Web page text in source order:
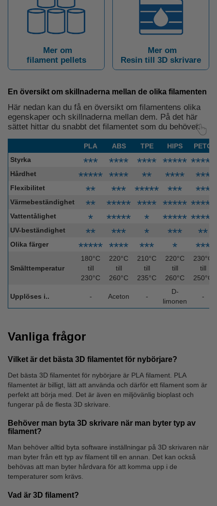
Mer om
filament pellets
Mer om
Resin till 3D skrivare
En översikt om skillnaderna mellan de olika filamenten
Här nedan kan du få en översikt om filamentens olika
egenskaper och skillnaderna mellan dem. På det här
sättet hittar du snabbt det filamentet som du behöver.
PLA ABS TPE HIPS
PETG
Styrka
⋆⋆⋆ ⋆⋆⋆⋆ ⋆⋆⋆⋆ ⋆⋆⋆⋆⋆ ⋆⋆⋆⋆
Hårdhet ⋆⋆⋆⋆⋆ ⋆⋆⋆⋆ ⋆⋆ ⋆⋆⋆⋆ ⋆⋆⋆
Flexibilitet ⋆⋆ ⋆⋆⋆ ⋆⋆⋆⋆⋆ ⋆⋆⋆ ⋆⋆⋆
Värmebeständighet ⋆⋆ ⋆⋆⋆⋆⋆ ⋆⋆⋆⋆ ⋆⋆⋆⋆⋆ ⋆⋆⋆⋆
Vattentålighet ⋆ ⋆⋆⋆⋆⋆ ⋆ ⋆⋆⋆⋆⋆ ⋆⋆⋆⋆
UV-beständighet ⋆⋆ ⋆⋆⋆ ⋆ ⋆⋆⋆ ⋆⋆
Olika färger ⋆⋆⋆⋆⋆ ⋆⋆⋆⋆ ⋆⋆⋆ ⋆ ⋆⋆⋆
Smälttemperatur
180°C
till
230°C
220°C
till
260°C
210°C
till
235°C
220°C
till
260°C
230°C
till
250°C
Upplöses i.. - Aceton -
D-
limonen
-
Vanliga frågor
Vilket är det bästa 3D filamentet för nybörjare?
Det bästa 3D filamentet för nybörjare är PLA filament. PLA
filamentet är billigt, lätt att använda och därför ett filament som är
perfekt att börja med. Det är även en miljövänlig bioplast och
fungerar på de flesta 3D skrivare.
Behöver man byta 3D skrivare när man byter typ av
filament?
Man behöver alltid byta software inställningar på 3D skrivaren när
man byter från ett typ av filament till en annan. Det kan också
behövas att man byter hårdvara för att komma upp i de
temperaturer som krävs.
Vad är 3D filament?